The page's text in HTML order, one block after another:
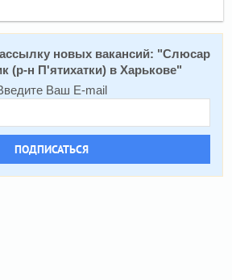
новых вакансий: "Слюсар
(р-н П'ятихатки) в Харькове"
Ваш E-mail
ПОДПИСАТЬСЯ